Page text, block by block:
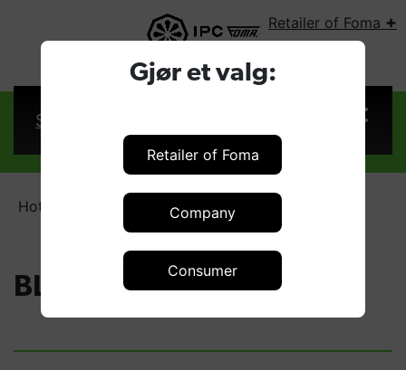
Gjør et valg:
Retailer of Foma
Company
Consumer
Retailer of Foma +
SELECT COUNTRY:
Sign in
Hot water BLACK edition
BLACK edition